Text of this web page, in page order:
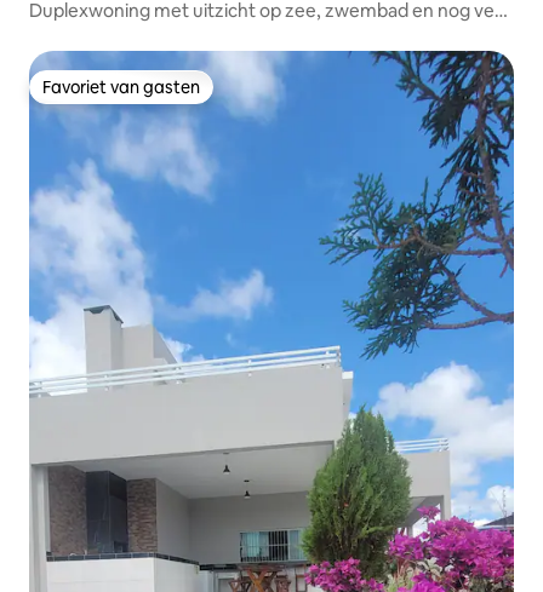
Duplexwoning met uitzicht op zee, zwembad en nog veel
Favoriet van gasten
Favoriet van gasten